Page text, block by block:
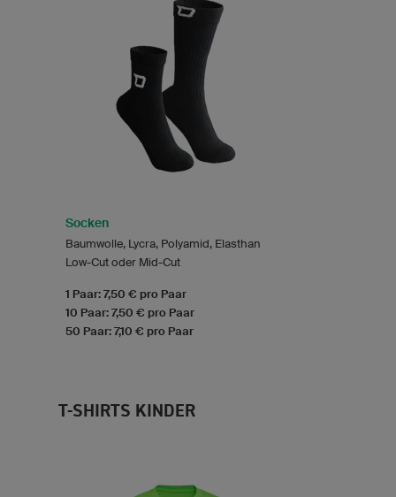
Socken
Baumwolle, Lycra, Polyamid, Elasthan
Low-Cut oder Mid-Cut
1 Paar: 7,50 € pro Paar
10 Paar: 7,50 € pro Paar
50 Paar: 7,10 € pro Paar
T-SHIRTS KINDER